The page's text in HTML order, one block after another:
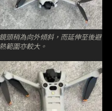
頭稍為向外傾斜，而延伸至後避
範圍亦較大。